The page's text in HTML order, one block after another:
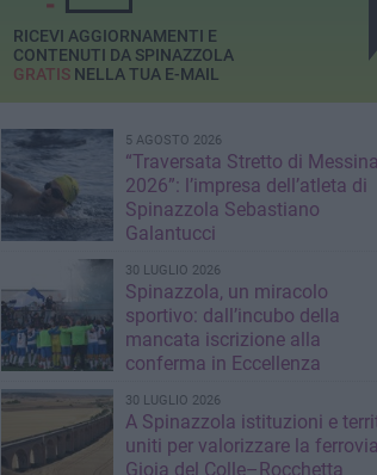
RICEVI AGGIORNAMENTI E
CONTENUTI DA SPINAZZOLA
GRATISNELLA TUA E-MAIL
5 AGOSTO 2026
“Traversata Stretto di Messina
2026”: l’impresa dell’atleta di
Spinazzola Sebastiano
Galantucci
30 LUGLIO 2026
Spinazzola, un miracolo
sportivo: dall’incubo della
mancata iscrizione alla
conferma in Eccellenza
30 LUGLIO 2026
A Spinazzola istituzioni e
uniti per valorizzare la ferrovia
Gioia del Colle–Rocchetta